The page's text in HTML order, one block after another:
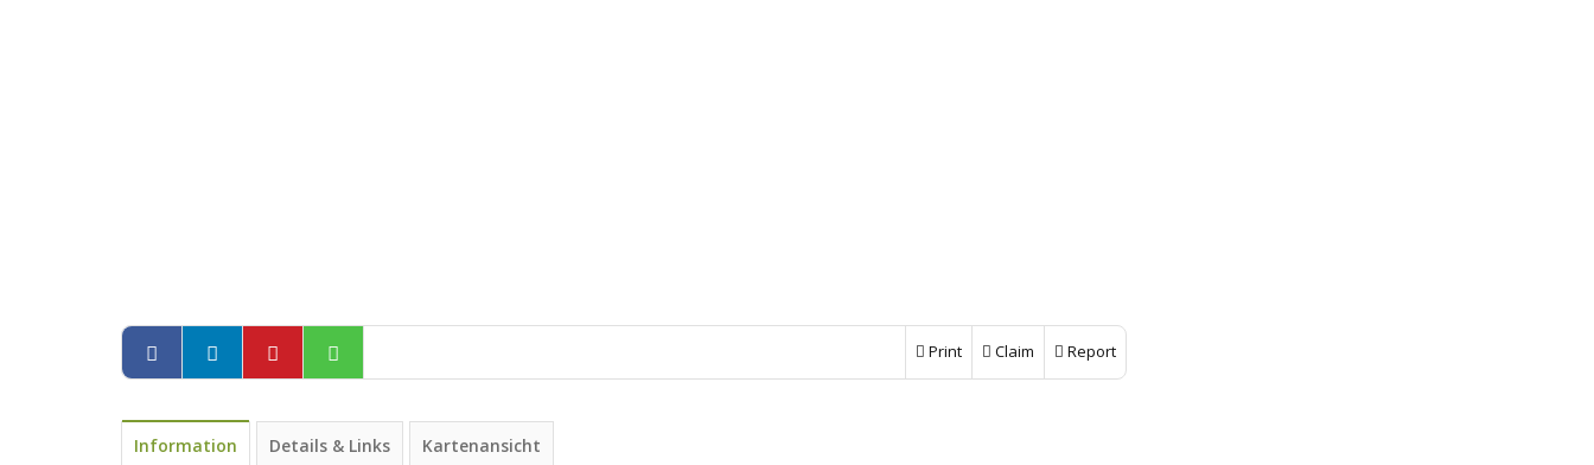
Report
Claim
Print
Information Details & Links Kartenansicht